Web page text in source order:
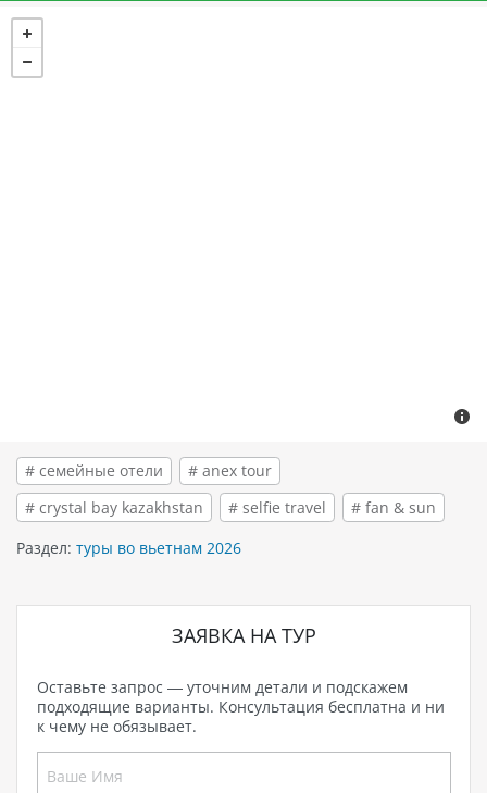
# семейные отели
# anex tour
# crystal bay kazakhstan
# selfie travel
# fan & sun
Раздел: туры во вьетнам 2026
ЗАЯВКА НА ТУР
Оставьте запрос — уточним детали и подскажем
подходящие варианты. Консультация бесплатна и ни
к чему не обязывает.